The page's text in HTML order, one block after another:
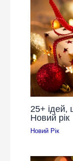
25+ ідей,
Новий рік
Новий Рік